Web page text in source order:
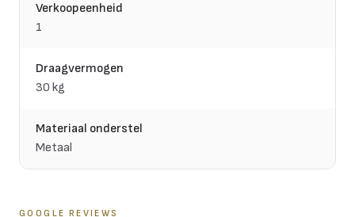
Verkoopeenheid
1
Draagvermogen
30 kg
Materiaal onderstel
Metaal
GOOGLE REVIEWS